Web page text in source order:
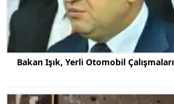
Bakan Işık, Yerli Otomobil